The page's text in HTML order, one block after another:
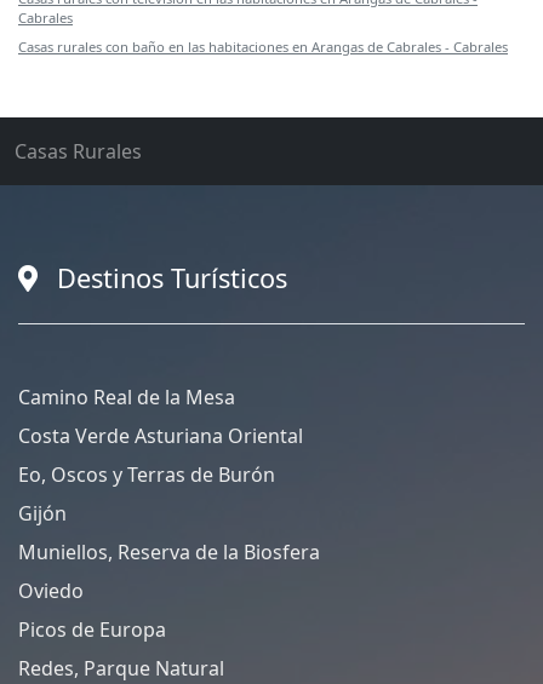
Cabrales
Casas rurales con baño en las habitaciones en Arangas de Cabrales - Cabrales
Casas Rurales
Destinos Turísticos
Camino Real de la Mesa
Costa Verde Asturiana Oriental
Eo, Oscos y Terras de Burón
Gijón
Muniellos, Reserva de la Biosfera
Oviedo
Picos de Europa
Redes, Parque Natural